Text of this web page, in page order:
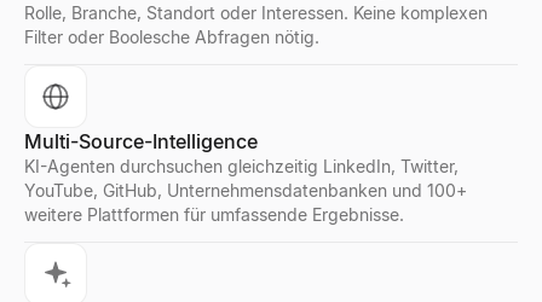
Rolle, Branche, Standort oder Interessen. Keine komplexen
Filter oder Boolesche Abfragen nötig.
Multi-Source-Intelligence
KI-Agenten durchsuchen gleichzeitig LinkedIn, Twitter,
YouTube, GitHub, Unternehmensdatenbanken und 100+
weitere Plattformen für umfassende Ergebnisse.